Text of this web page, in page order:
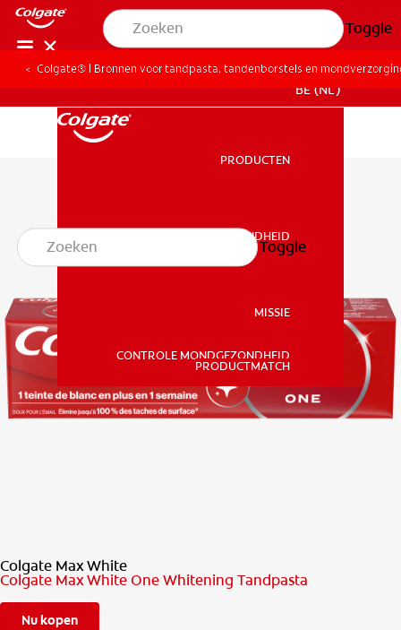
Toggle
MONDGEZONDHEID
MISSIE
BE (NL)
PRODUCTEN
MONDGEZONDHEID
MISSIE
CONTROLE MONDGEZONDHEID
PRODUCTMATCH
Toggle
Colgate® | Bronnen voor tandpasta, tandenborstels en
Colgate Max White
Colgate Max White One Whitening Tandpasta
Nu kopen